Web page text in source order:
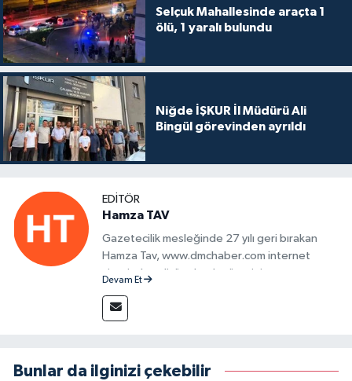
Selçuk Mahallesinde araçta 1
ölü, 1 yaralı bulundu
Niğde İŞKUR İl Müdürü Ali
Bingül görevinden ayrıldı
EDITÖR
Hamza TAV
Gazetecilik mesleğinde 27 yılı geri bırakan
Hamza Tav, www.dmchaber.com internet
sitesinde editör olarak görevini
Devam Et
Bunlar da ilginizi çekebilir